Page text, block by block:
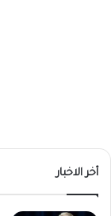
أخر الاخبار